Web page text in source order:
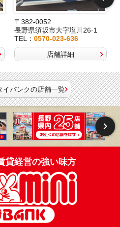
〒382-0052
長野県須坂市大字塩川26-1
TEL：0570-023-636
店舗詳細
イバンクの店舗一覧
貸経営の強い味方